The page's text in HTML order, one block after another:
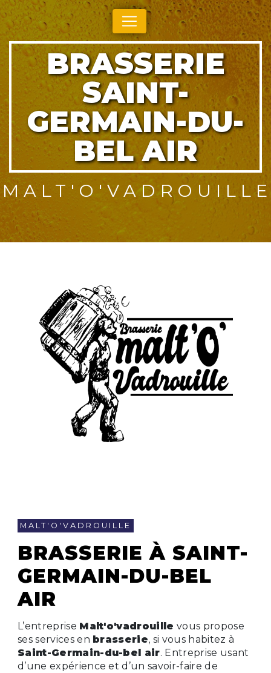
BRASSERIE
SAINT-
GERMAIN-DU-
BEL AIR
MALT'O'VADROUILLE
BRASSERIE À SAINT-
GERMAIN-DU-BEL
AIR
L’entreprise Malt'o'vadrouille vous propose
ses services en brasserie, si vous habitez à
Saint-Germain-du-bel air. Entreprise usant
d’une expérience et d’un savoir-faire de
Panneau de gestion des cookies